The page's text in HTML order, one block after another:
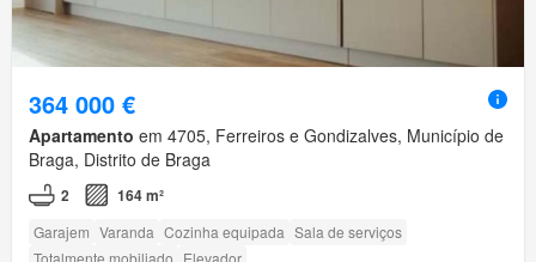
364 000 €
Apartamento em 4705, Ferreiros e Gondizalves, Município de
Braga, Distrito de Braga
2 164 m²
Garajem Varanda Cozinha equipada Sala de serviços